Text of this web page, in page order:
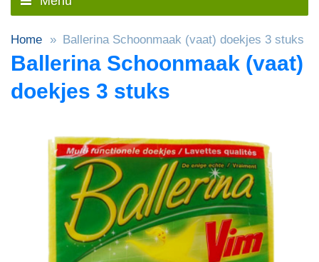
Home Ballerina Schoonmaak (vaat) doekjes 3 stuks
Ballerina Schoonmaak (vaat)
doekjes 3 stuks